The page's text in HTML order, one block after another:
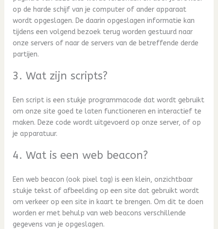
op de harde schijf van je computer of ander apparaat
wordt opgeslagen. De daarin opgeslagen informatie kan
tijdens een volgend bezoek terug worden gestuurd naar
onze servers of naar de servers van de betreffende derde
partijen.
3. Wat zijn scripts?
Een script is een stukje programmacode dat wordt gebruikt
om onze site goed te laten functioneren en interactief te
maken. Deze code wordt uitgevoerd op onze server, of op
je apparatuur.
4. Wat is een web beacon?
Een web beacon (ook pixel tag) is een klein, onzichtbaar
stukje tekst of afbeelding op een site dat gebruikt wordt
om verkeer op een site in kaart te brengen. Om dit te doen
worden er met behulp van web beacons verschillende
gegevens van je opgeslagen.